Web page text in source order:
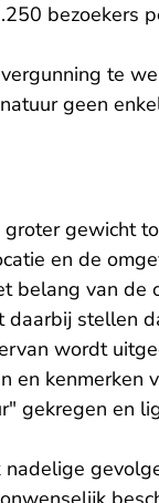
bezoekers
te
geen
gewicht
en de
belang van de
daarbij stellen
wordt
en kenmerken
gekregen en